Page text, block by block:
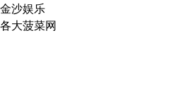
金沙娱乐
各大菠菜网